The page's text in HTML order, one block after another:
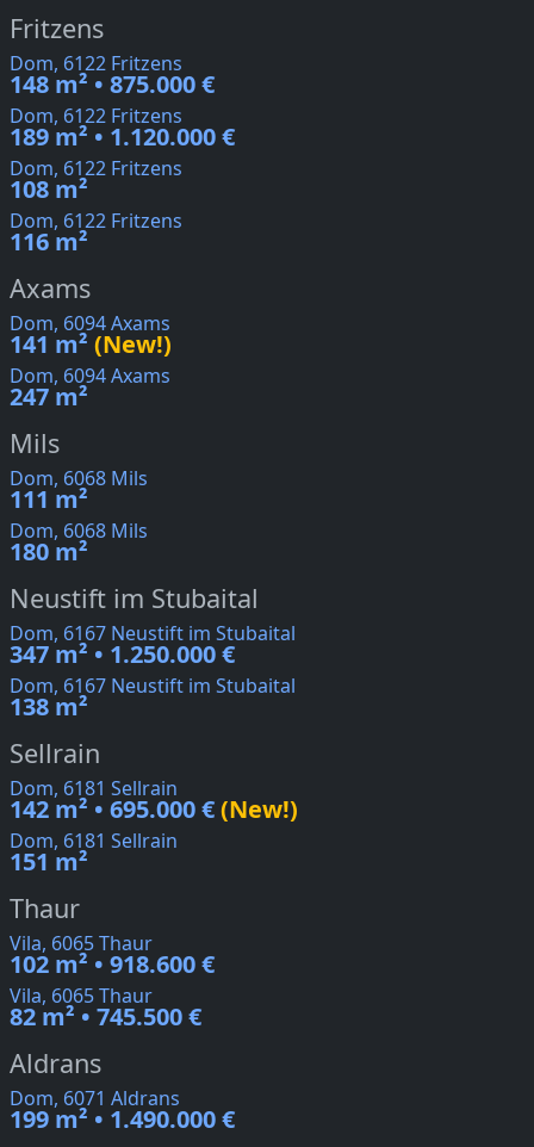
Fritzens
Dom, 6122 Fritzens
148 m² • 875.000 €
Dom, 6122 Fritzens
189 m² • 1.120.000 €
Dom, 6122 Fritzens
108 m²
Dom, 6122 Fritzens
116 m²
Axams
Dom, 6094 Axams
141 m² (New!)
Dom, 6094 Axams
247 m²
Mils
Dom, 6068 Mils
111 m²
Dom, 6068 Mils
180 m²
Neustift im Stubaital
Dom, 6167 Neustift im Stubaital
347 m² • 1.250.000 €
Dom, 6167 Neustift im Stubaital
138 m²
Sellrain
Dom, 6181 Sellrain
142 m² • 695.000 €(New!)
Dom, 6181 Sellrain
151 m²
Thaur
Vila, 6065 Thaur
102 m² • 918.600 €
Vila, 6065 Thaur
82 m² • 745.500 €
Aldrans
Dom, 6071 Aldrans
199 m² • 1.490.000 €